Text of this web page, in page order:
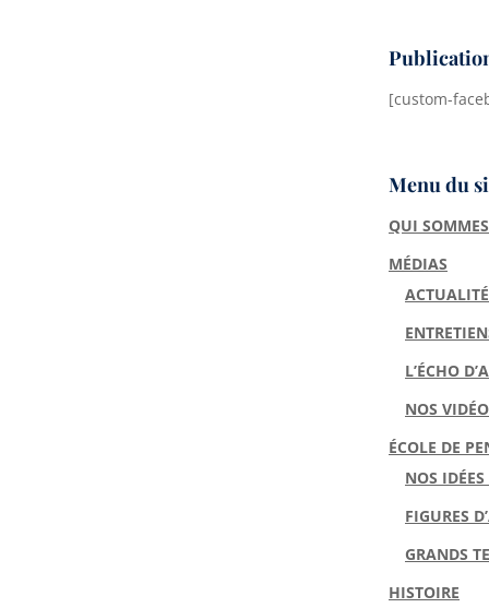
[custom-
Menu du
QUI
MÉDIAS
L’ÉCHO
NOS
ÉCOLE DE
NOS
FIGURES
GRANDS
HISTOIRE